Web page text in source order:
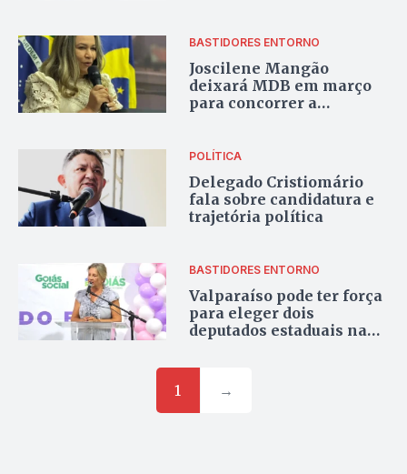
BASTIDORES ENTORNO
Joscilene Mangão
deixará MDB em março
para concorrer a
POLÍTICA
Delegado Cristiomário
fala sobre candidatura e
trajetória política
BASTIDORES ENTORNO
Valparaíso pode ter força
para eleger dois
deputados estaduais na
1 →